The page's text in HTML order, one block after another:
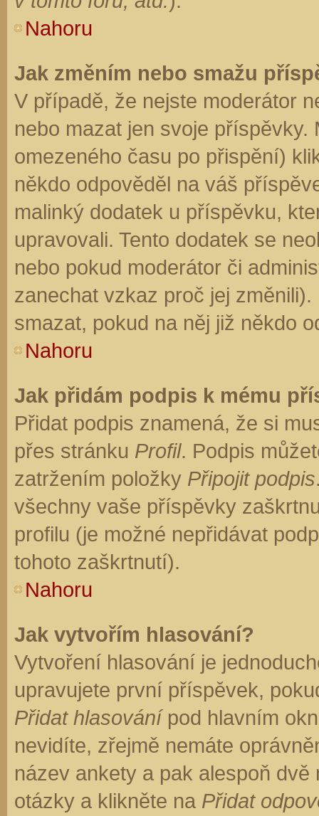
Nahoru
Jak změním nebo smažu
V případě, že nejste moderátor
nebo mazat jen svoje
omezeného času po přispění)
někdo odpověděl na váš
malinký dodatek u příspěvku,
upravovali. Tento dodatek se
nebo pokud moderátor či
zanechat vzkaz proč jej
smazat, pokud na něj již někdo
Nahoru
Jak přidám podpis k mému
Přidat podpis znamená, že si
přes stránku Profil. Podpis
zatržením položky Připojit podpis
všechny vaše příspěvky
profilu (je možné nepřidávat
tohoto zaškrtnutí).
Nahoru
Jak vytvořím hlasování?
Vytvoření hlasování je
upravujete první příspěvek,
Přidat hlasovánípod hlavním
nevidíte, zřejmě nemáte
název ankety a pak alespoň
otázky a klikněte na Přidat